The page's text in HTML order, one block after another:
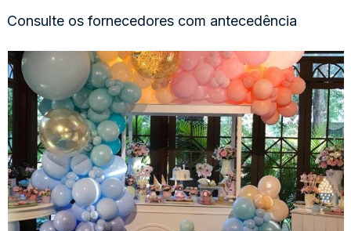
Consulte os fornecedores com antecedência